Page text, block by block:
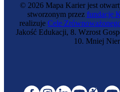
© 2026 Mapa Karier jest
stworzonym przez fundację
realizuje Cele
Jakość Edukacji, 8. Wzrost
10. Mniej